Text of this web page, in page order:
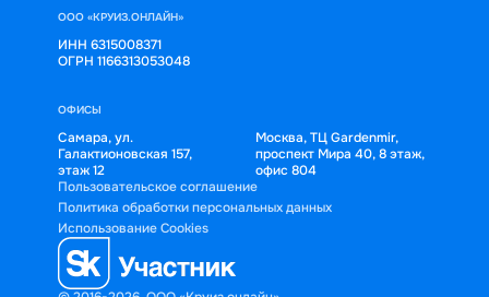
ООО «КРУИЗ.ОНЛАЙН»
ИНН 6315008371
ОГРН 1166313053048
ОФИСЫ
Самара, ул.
Галактионовская 157,
этаж 12
Москва, ТЦ Gardenmir,
проспект Мира 40, 8 этаж,
офис 804
Пользовательское соглашение
Политика обработки персональных данных
Использование Cookies